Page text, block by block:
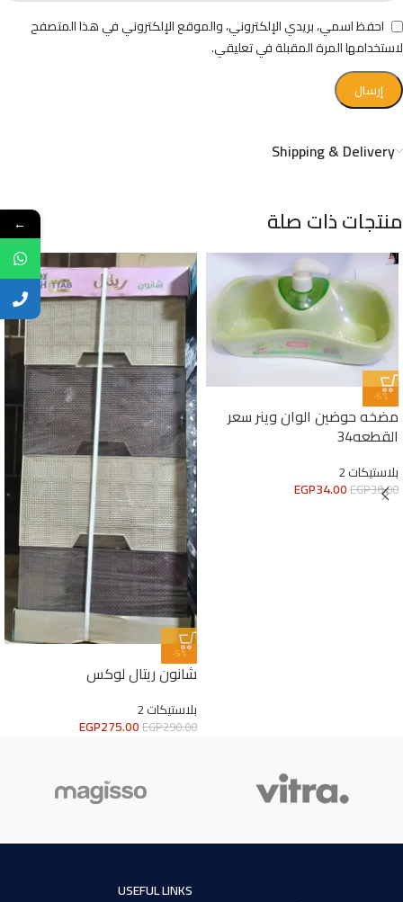
احفظ اسمي، بريدي الإلكتروني، والموقع الإلكتروني في هذا المتصفح
لاستخدامها المرة المقبلة في تعليقي.
Shipping & Delivery
منتجات ذات صلة
-6%
مضخه حوضين الوان وينر سعر
القطعه34
بلاستيكات 2
EGP36.00
EGP34.00
-5%
شانون ريتال لوكس
بلاستيكات 2
EGP290.00
EGP275.00
USEFUL LINKS
←